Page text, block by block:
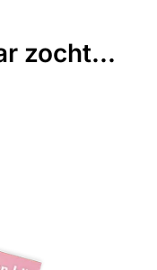
zocht...